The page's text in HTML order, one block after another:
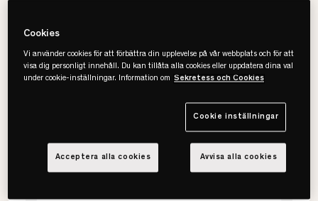
140x200
Caleido Broken Grey
Cookies
Vi använder cookies för att förbättra din upplevelse på vår webbplats och för att
visa dig personligt innehåll. Du kan tillåta alla cookies eller uppdatera dina val
under cookie-inställningar. Information om Sekretess och Cookies
Cookie inställningar
Avvisa alla cookies
Acceptera alla cookies